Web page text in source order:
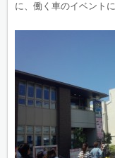
に、働く車のイベント